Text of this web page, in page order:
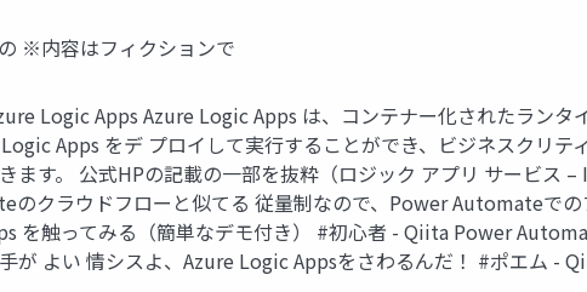
※内容はフィクションで
Logic Apps Azure Logic Apps は、コンテナー化されたラン
Apps をデ プロイして実行することができ、ビジネスクリ
ます。 公式HPの記載の一部を抜粋（ロジック アプリ サービス
のクラウドフローと似てる 従量制なので、Power Automateでの
を触ってみる（簡単なデモ付き） #初心者 - Qiita Power
が よい 情シスよ、Azure Logic Appsをさわるんだ！ #ポエム -